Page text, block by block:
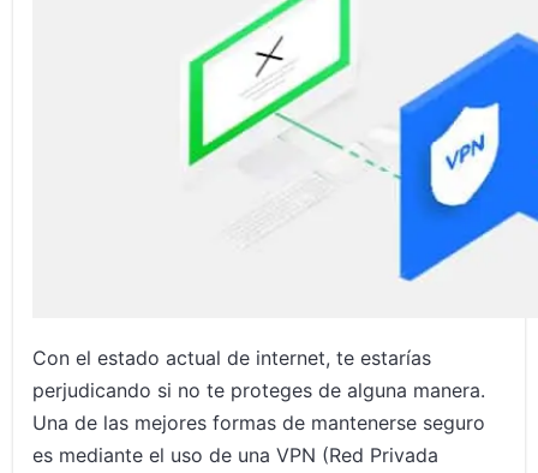
¿Por qué fallan las conexiones VPN?
¿Qué es un VPN Kill Switch?
Categorías de VPN Kill Switches
¿Realmente Necesitas Un Interruptor De Apagado De VPN?
Otras Funciones De Seguridad A Considerar Al Elegir Un VPN
Con el estado actual de internet, te estarías
perjudicando si no te proteges de alguna manera.
Una de las mejores formas de mantenerse seguro
es mediante el uso de una VPN (Red Privada